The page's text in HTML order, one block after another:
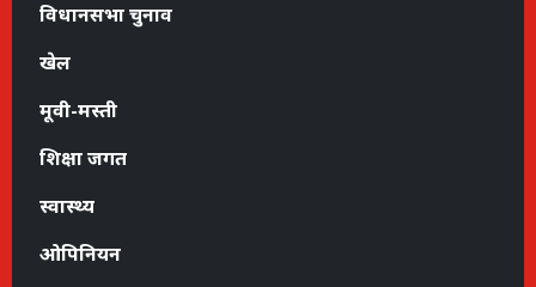
विधानसभा चुनाव
खेल
मूवी-मस्ती
शिक्षा जगत
स्वास्थ्य
ओपिनियन